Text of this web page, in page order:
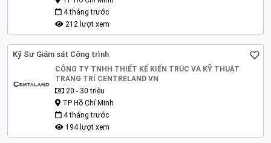
4 tháng trước
212 lượt xem
Kỹ Sư Giám sát Công trình
CÔNG TY TNHH THIẾT KẾ KIẾN TRÚC VÀ KỸ THUẬT
TRANG TRÍ CENTRELAND VN
20 - 30 triệu
TP Hồ Chí Minh
4 tháng trước
194 lượt xem